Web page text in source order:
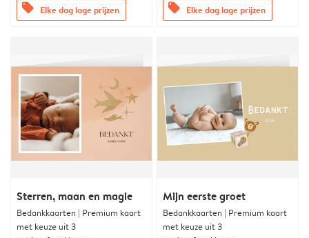
offers Elke dag lage prijzen offers Elke dag lage prijzen
Sterren, maan en magie
Bedankkaarten | Premium kaart
met keuze uit 3
Mijn eerste groet
Bedankkaarten | Premium kaart
met keuze uit 3